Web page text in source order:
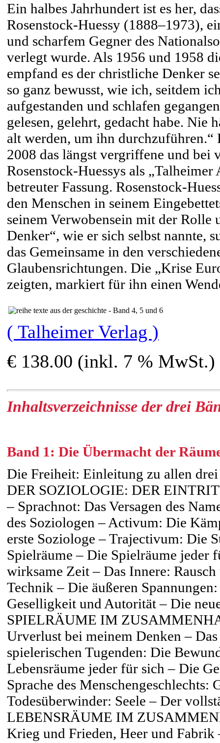
Ein halbes Jahrhundert ist es her,
Rosenstock-Huessy (1888–1973),
und scharfem Gegner des
verlegt wurde. Als 1956 und 1958
empfand es der christliche Denker
so ganz bewusst, wie ich, seitdem
aufgestanden und schlafen
gelesen, gelehrt, gedacht habe. Nie
alt werden, um ihn durchzuführen.“
2008 das längst vergriffene und bei
Rosenstock-Huessys als
betreuter Fassung. Rosenstock-
den Menschen in seinem
seinem Verwobensein mit der Rolle
Denker“, wie er sich selbst nannte,
das Gemeinsame in den
Glaubensrichtungen. Die „Krise
zeigten, markiert für ihn einen
( Talheimer Verlag )
€ 138.00 (inkl. 7 % MwSt.)
Inhaltsverzeichnisse der drei
Band 1: Die Übermacht der
Die Freiheit: Einleitung zu allen
DER SOZIOLOGIE: DER
– Sprachnot: Das Versagen des
des Soziologen – Activum: Die
erste Soziologe – Trajectivum: Die
Spielräume – Die Spielräume
wirksame Zeit – Das Innere:
Technik – Die äußeren
Geselligkeit und Autorität – Die
SPIELRÄUME IM
Urverlust bei meinem Denken –
spielerischen Tugenden: Die
Lebensräume jeder für sich – Die
Sprache des
Todesüberwinder: Seele – Der
LEBENSRÄUME IM
Krieg und Frieden, Heer und Fabrik